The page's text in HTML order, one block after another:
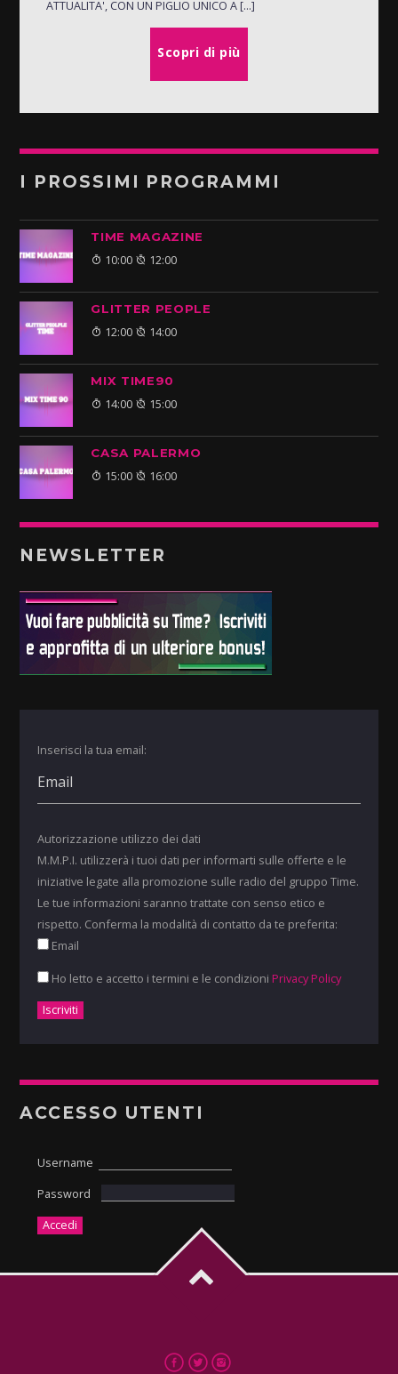
ATTUALITA', CON UN PIGLIO UNICO A [...]
Scopri di più
I PROSSIMI PROGRAMMI
TIME MAGAZINE
10:00 12:00
GLITTER PEOPLE
12:00 14:00
MIX TIME90
14:00 15:00
CASA PALERMO
15:00 16:00
NEWSLETTER
Inserisci la tua email:
Autorizzazione utilizzo dei dati
M.M.P.I. utilizzerà i tuoi dati per informarti sulle offerte e le
iniziative legate alla promozione sulle radio del gruppo Time.
Le tue informazioni saranno trattate con senso etico e
rispetto. Conferma la modalità di contatto da te preferita:
Email
Ho letto e accetto i termini e le condizioni Privacy Policy
ACCESSO UTENTI
Username
Password